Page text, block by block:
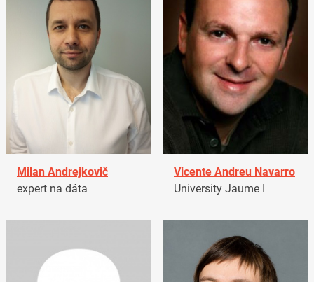
Milan Andrejkovič
expert na dáta
Vicente Andreu Navarro
University Jaume I